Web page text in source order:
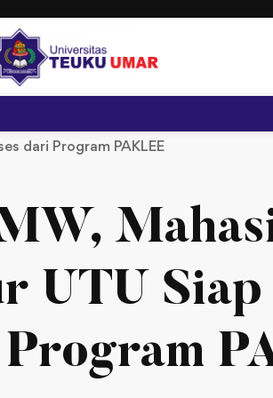
dari Program PAKLEE
UTU Siap